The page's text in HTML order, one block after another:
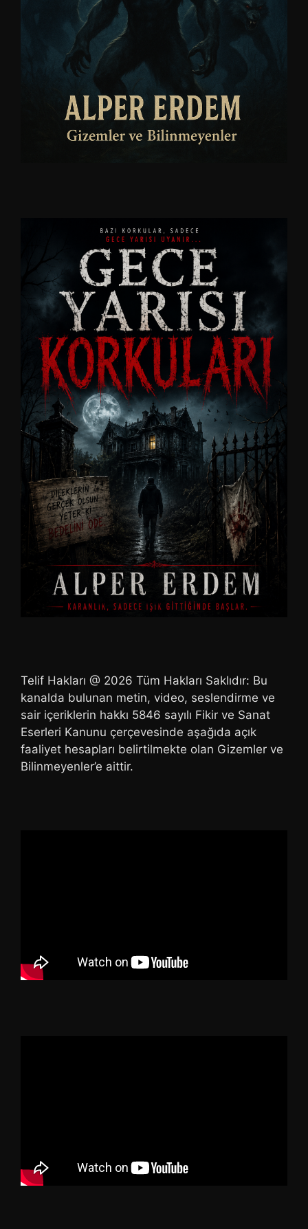
Telif Hakları @ 2026 Tüm Hakları Saklıdır: Bu
kanalda bulunan metin, video, seslendirme ve
sair içeriklerin hakkı 5846 sayılı Fikir ve Sanat
Eserleri Kanunu çerçevesinde aşağıda açık
faaliyet hesapları belirtilmekte olan Gizemler ve
Bilinmeyenler’e aittir.